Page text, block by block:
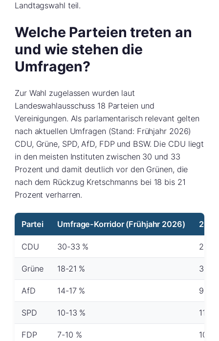
Landtagswahl teil.
Welche Parteien treten an
und wie stehen die
Umfragen?
Zur Wahl zugelassen wurden laut
Landeswahlausschuss 18 Parteien und
Vereinigungen. Als parlamentarisch relevant gelten
nach aktuellen Umfragen (Stand: Frühjahr 2026)
CDU, Grüne, SPD, AfD, FDP und BSW. Die CDU liegt
in den meisten Instituten zwischen 30 und 33
Prozent und damit deutlich vor den Grünen, die
nach dem Rückzug Kretschmanns bei 18 bis 21
Prozent verharren.
Partei Umfrage-Korridor (Frühjahr 2026)
CDU 30-33 % 24,1
Grüne 18-21 % 32,6
AfD 14-17 % 9,7 %
SPD 10-13 % 11,0
FDP 7-10 % 10,5